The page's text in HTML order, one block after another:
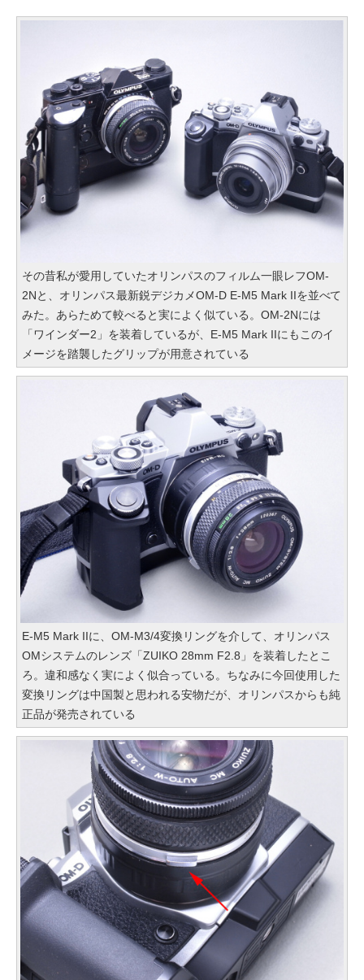
その昔私が愛用していたオリンパスのフィルム一眼レフOM-
2Nと、オリンパス最新鋭デジカメOM-D E-M5 Mark IIを並べて
みた。あらためて較べると実によく似ている。OM-2Nには
「ワインダー2」を装着しているが、E-M5 Mark IIにもこのイ
メージを踏襲したグリップが用意されている
E-M5 Mark IIに、OM-M3/4変換リングを介して、オリンパス
OMシステムのレンズ「ZUIKO 28mm F2.8」を装着したとこ
ろ。違和感なく実によく似合っている。ちなみに今回使用した
変換リングは中国製と思われる安物だが、オリンパスからも純
正品が発売されている